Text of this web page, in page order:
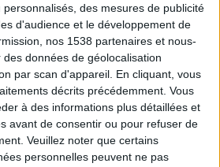
des mesures de publicité
d'audience et le développement de
nos 1538 partenaires et nous-
données de géolocalisation
par scan d'appareil. En cliquant, vous
décrits précédemment. Vous
à des informations plus détaillées et
avant de consentir ou pour refuser de
Veuillez noter que certains
personnelles peuvent ne pas
Feu : 30 min Cardio + Renfo
8H avec Léa du
03/09/2025